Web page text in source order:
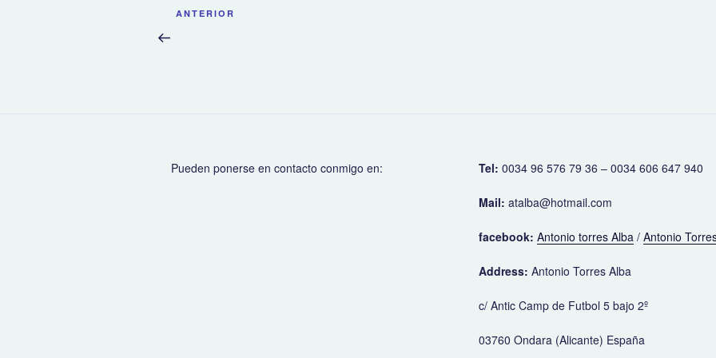
Navegación
Entrada
ANTERIOR
Pueden ponerse en contacto conmigo en: Tel: 0034 96 576 79 36 – 0034 606 647 940
Mail: atalba@hotmail.com
facebook: Antonio torres Alba / Antonio
Address: Antonio Torres Alba
c/ Antic Camp de Futbol 5 bajo 2º
03760 Ondara (Alicante) España